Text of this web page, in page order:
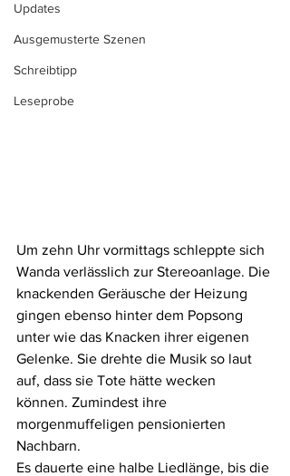
Updates
Ausgemusterte Szenen
Schreibtipp
Leseprobe
Um zehn Uhr vormittags schleppte sich
Wanda verlässlich zur Stereoanlage. Die
knackenden Geräusche der Heizung
gingen ebenso hinter dem Popsong
unter wie das Knacken ihrer eigenen
Gelenke. Sie drehte die Musik so laut
auf, dass sie Tote hätte wecken
können. Zumindest ihre
morgenmuffeligen pensionierten
Nachbarn.
Es dauerte eine halbe Liedlänge, bis die